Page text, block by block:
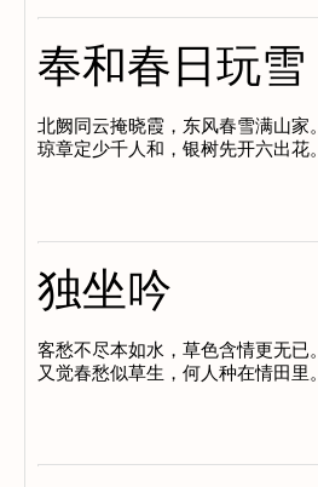
奉和春日玩雪
北阙同云掩晓霞，东风春雪满山家。
独坐吟
客愁不尽本如水，草色含情更无已。